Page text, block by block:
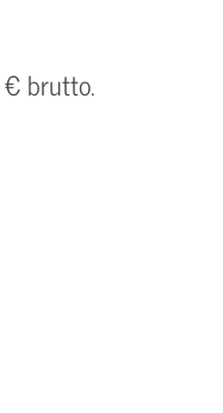
brutto.